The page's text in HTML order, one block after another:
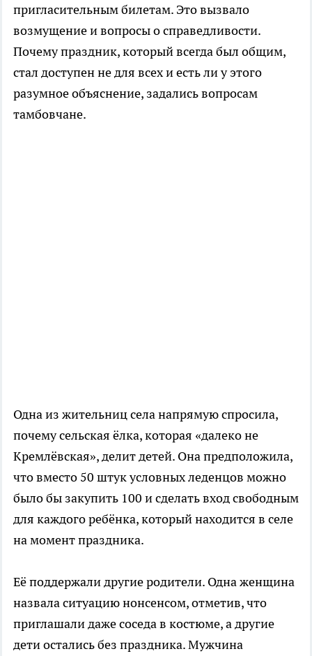
пригласительным билетам. Это вызвало
возмущение и вопросы о справедливости.
Почему праздник, который всегда был общим,
стал доступен не для всех и есть ли у этого
разумное объяснение, задались вопросам
тамбовчане.
Одна из жительниц села напрямую спросила,
почему сельская ёлка, которая «далеко не
Кремлёвская», делит детей. Она предположила,
что вместо 50 штук условных леденцов можно
было бы закупить 100 и сделать вход свободным
для каждого ребёнка, который находится в селе
на момент праздника.
Её поддержали другие родители. Одна женщина
назвала ситуацию нонсенсом, отметив, что
приглашали даже соседа в костюме, а другие
дети остались без праздника. Мужчина